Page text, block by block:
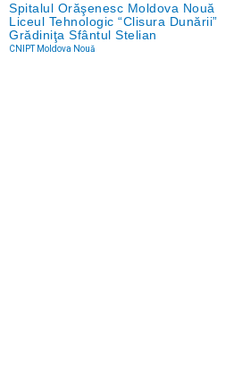
Spitalul Orăşenesc Moldova Nouă
Liceul Tehnologic “Clisura Dunării”
Grădiniţa Sfântul Stelian
CNIPT Moldova Nouă